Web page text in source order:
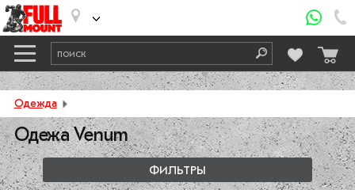
Одежда
Одежа Venum
ФИЛЬТРЫ